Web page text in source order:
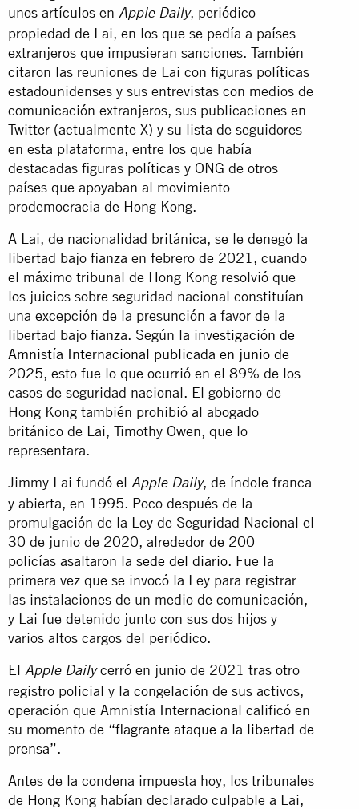
unos artículos en Apple Daily, periódico
propiedad de Lai, en los que se pedía a países
extranjeros que impusieran sanciones. También
citaron las reuniones de Lai con figuras políticas
estadounidenses y sus entrevistas con medios de
comunicación extranjeros, sus publicaciones en
Twitter (actualmente X) y su lista de seguidores
en esta plataforma, entre los que había
destacadas figuras políticas y ONG de otros
países que apoyaban al movimiento
prodemocracia de Hong Kong.
A Lai, de nacionalidad británica, se le denegó la
libertad bajo fianza en febrero de 2021, cuando
el máximo tribunal de Hong Kong resolvió que
los juicios sobre seguridad nacional constituían
una excepción de la presunción a favor de la
libertad bajo fianza. Según la investigación de
Amnistía Internacional publicada en junio de
2025, esto fue lo que ocurrió en el 89% de los
casos de seguridad nacional. El gobierno de
Hong Kong también prohibió al abogado
británico de Lai, Timothy Owen, que lo
representara.
Jimmy Lai fundó el Apple Daily, de índole franca
y abierta, en 1995. Poco después de la
promulgación de la Ley de Seguridad Nacional el
30 de junio de 2020, alrededor de 200
policías asaltaron la sede del diario. Fue la
primera vez que se invocó la Ley para registrar
las instalaciones de un medio de comunicación,
y Lai fue detenido junto con sus dos hijos y
varios altos cargos del periódico.
El Apple Dailycerró en junio de 2021 tras otro
registro policial y la congelación de sus activos,
operación que Amnistía Internacional calificó en
su momento de “flagrante ataque a la libertad de
prensa”.
Antes de la condena impuesta hoy, los tribunales
de Hong Kong habían declarado culpable a Lai,